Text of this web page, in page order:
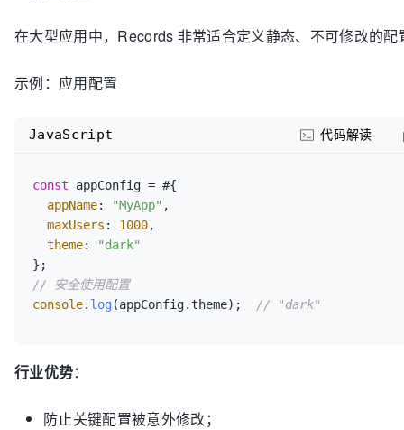
在大型应用中，Records 非常适合定义静态、不可修改的配
示例：应用配置
const appConfig = #{
appName: "MyApp" ,
maxUsers : 1000,
theme:
"dark"
// 安全使用配置
console. log (appConfig.theme); // "dark"
JavaScript 代码解读
行业优势：
防止关键配置被意外修改；